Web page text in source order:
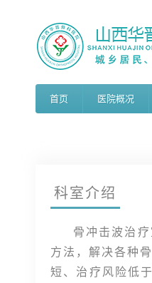
首页 医院概况
科室介绍
骨冲击波治
方法，解决各种
短、治疗风险低